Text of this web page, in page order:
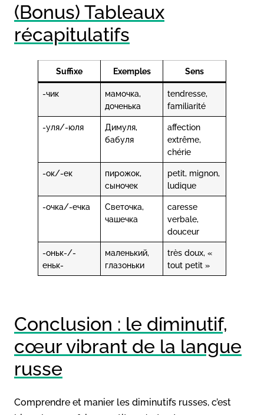
(Bonus) Tableaux
récapitulatifs
Suffixe Exemples Sens
-чик
мамочка,
доченька
tendresse,
familiarité
-уля/-юля
Димуля,
бабуля
affection
extrême,
chérie
-ок/-ек
пирожок,
сыночек
petit, mignon,
ludique
-очка/-ечка
Светочка,
чашечка
caresse
verbale,
douceur
-оньк-/-
еньк-
маленький,
глазоньки
très doux, «
tout petit »
Conclusion : le diminutif,
cœur vibrant de la langue
russe
Comprendre et manier les diminutifs russes, c’est